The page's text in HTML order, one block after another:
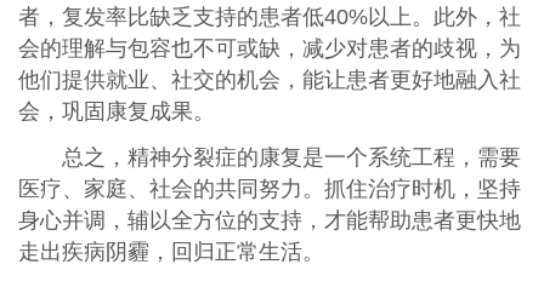
者，复发率比缺乏支持的患者低40%以上。此外，社
会的理解与包容也不可或缺，减少对患者的歧视，为
他们提供就业、社交的机会，能让患者更好地融入社
会，巩固康复成果。
总之，精神分裂症的康复是一个系统工程，需要
医疗、家庭、社会的共同努力。抓住治疗时机，坚持
身心并调，辅以全方位的支持，才能帮助患者更快地
走出疾病阴霾，回归正常生活。